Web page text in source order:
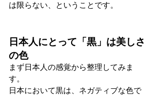
は限らない、ということです。
日本人にとって「黒」は美しさ
の色
まず日本人の感覚から整理してみま
す。
日本において黒は、ネガティブな色で